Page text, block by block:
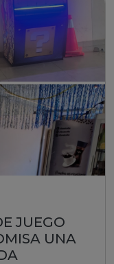
JUEGO
UNA